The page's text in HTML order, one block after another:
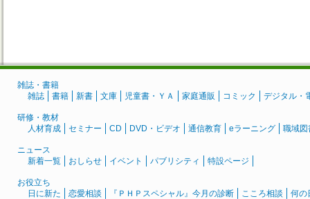
雑誌・書籍
雑誌
書籍 新書 文庫 児童書・ＹＡ 家庭通販 コミック デジタル・
研修・教材
人材育成
セミナー CD DVD・ビデオ 通信教育 eラーニング 職域図
ニュース
新着一覧
おしらせ イベント パブリシティ 特設ページ
お役立ち
日に新た
恋愛相談 『ＰＨＰスペシャル』今月の診断 こころ相談 何の